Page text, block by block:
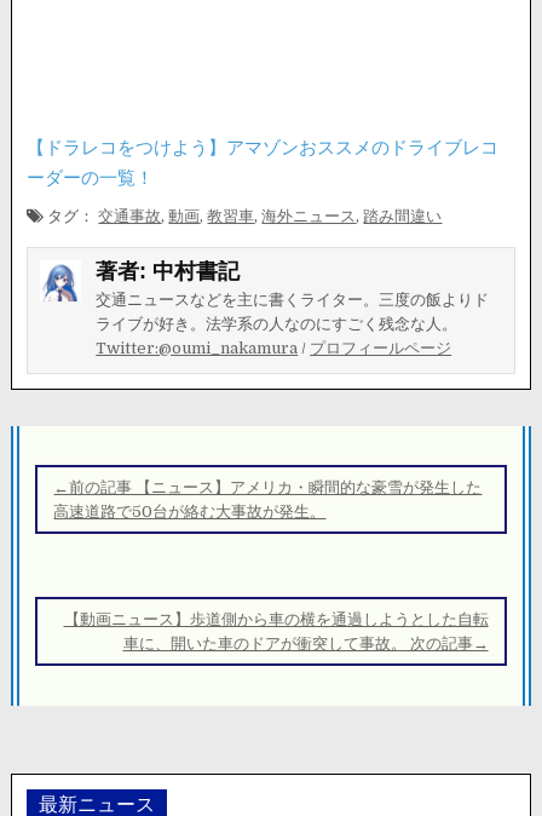
【ドラレコをつけよう】アマゾンおススメのドライブレコ
ーダーの一覧！
タグ：交通事故,動画,教習車,海外ニュース ,踏み間違い
著者: 中村書記
交通ニュースなどを主に書くライター。三度の飯よりド
ライブが好き。法学系の人なのにすごく残念な人。
Twitter:@oumi_nakamura / プロフィールページ
稿
ナ
ー
←前の記事 【ニュース】アメリカ・瞬間的な豪雪が発生した
高速道路で50台が絡む大事故が発生。
【動画ニュース】歩道側から車の横を通過しようとした自転
車に、開いた車のドアが衝突して事故。 次の記事→
最新ニュース